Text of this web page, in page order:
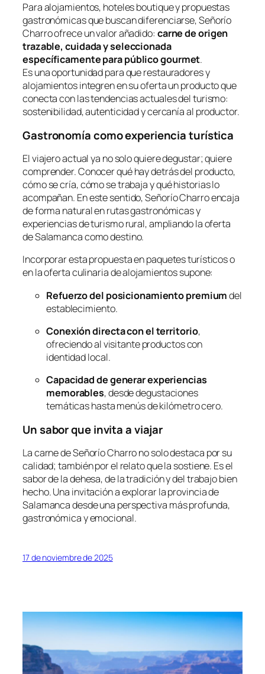
Para alojamientos, hoteles boutique y propuestas
gastronómicas que buscan diferenciarse, Señorío
Charro ofrece un valor añadido: carne de origen
trazable, cuidada y seleccionada
específicamente para público gourmet.
Es una oportunidad para que restauradores y
alojamientos integren en su oferta un producto que
conecta con las tendencias actuales del turismo:
sostenibilidad, autenticidad y cercanía al productor.
Gastronomía como experiencia turística
El viajero actual ya no solo quiere degustar; quiere
comprender. Conocer qué hay detrás del producto,
cómo se cría, cómo se trabaja y qué historias lo
acompañan. En este sentido, Señorío Charro encaja
de forma natural en rutas gastronómicas y
experiencias de turismo rural, ampliando la oferta
de Salamanca como destino.
Incorporar esta propuesta en paquetes turísticos o
en la oferta culinaria de alojamientos supone:
Refuerzo del posicionamiento premiumdel
establecimiento.
Conexión directa con el territorio,
ofreciendo al visitante productos con
identidad local.
Capacidad de generar experiencias
memorables, desde degustaciones
temáticas hasta menús de kilómetro cero.
Un sabor que invita a viajar
La carne de Señorío Charro no solo destaca por su
calidad; también por el relato que la sostiene. Es el
sabor de la dehesa, de la tradición y del trabajo bien
hecho. Una invitación a explorar la provincia de
Salamanca desde una perspectiva más profunda,
gastronómica y emocional.
17 de noviembre de 2025